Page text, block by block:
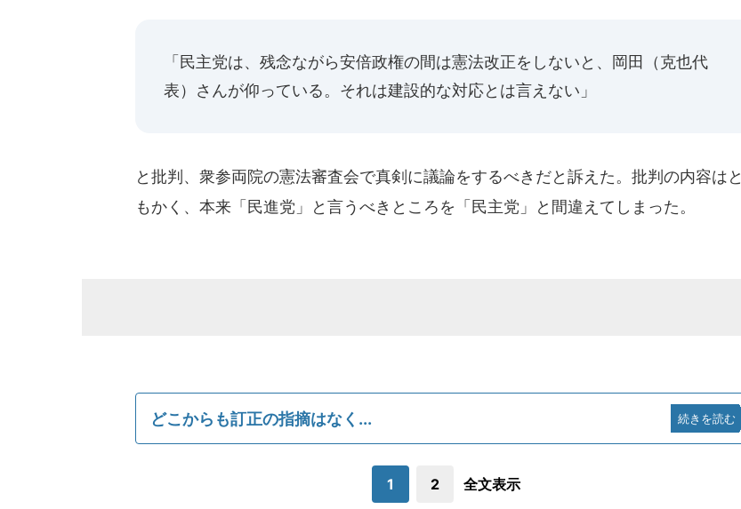
「民主党は、残念ながら安倍政権の間は憲法改正をしないと、岡田（克也代
表）さんが仰っている。それは建設的な対応とは言えない」
と批判、衆参両院の憲法審査会で真剣に議論をするべきだと訴えた。批判の内容はと
もかく、本来「民進党」と言うべきところを「民主党」と間違えてしまった。
どこからも訂正の指摘はなく... 続きを読む
1 2 全文表示